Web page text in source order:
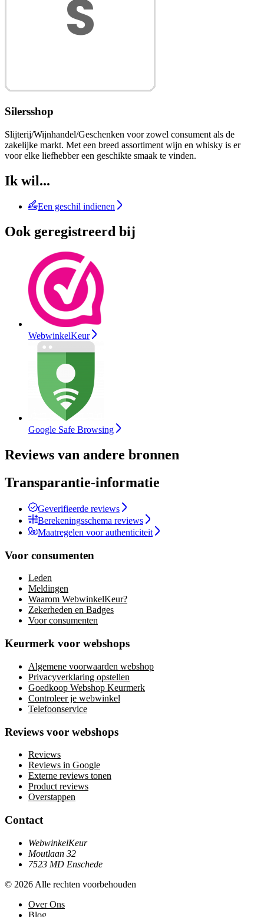
Silersshop
Slijterij/Wijnhandel/Geschenken voor zowel consument als de
zakelijke markt. Met een breed assortiment wijn en whisky is er
voor elke liefhebber een geschikte smaak te vinden.
Ik wil...
Een geschil indienen
Ook geregistreerd bij
WebwinkelKeur
Google Safe Browsing
Reviews van andere bronnen
Transparantie-informatie
Geverifieerde reviews
Berekeningsschema reviews
Maatregelen voor authenticiteit
Voor consumenten
Leden
Meldingen
Waarom WebwinkelKeur?
Zekerheden en Badges
Voor consumenten
Keurmerk voor webshops
Algemene voorwaarden webshop
Privacyverklaring opstellen
Goedkoop Webshop Keurmerk
Controleer je webwinkel
Telefoonservice
Reviews voor webshops
Reviews
Reviews in Google
Externe reviews tonen
Product reviews
Overstappen
Contact
WebwinkelKeur
Moutlaan 32
7523 MD Enschede
© 2026 Alle rechten voorbehouden
Over Ons
Blog